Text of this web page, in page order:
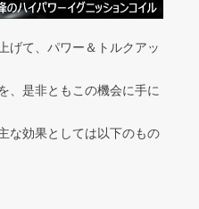
げて、パワー＆トルクアッ
、是非ともこの機会に手に
な効果としては以下のもの